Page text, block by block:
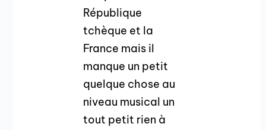
République
tchèque et la
France mais il
manque un petit
quelque chose au
niveau musical un
tout petit rien à